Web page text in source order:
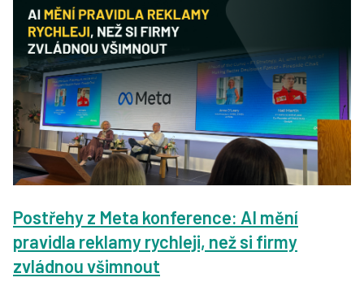
Postřehy z Meta konference: AI mění
pravidla reklamy rychleji, než si firmy
zvládnou všimnout